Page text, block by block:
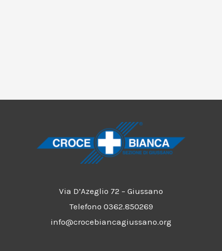
Via D’Azeglio 72 – Giussano
Telefono 0362.850269
info@crocebiancagiussano.org